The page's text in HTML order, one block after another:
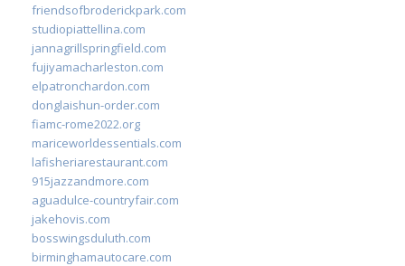
friendsofbroderickpark.com
studiopiattellina.com
jannagrillspringfield.com
fujiyamacharleston.com
elpatronchardon.com
donglaishun-order.com
fiamc-rome2022.org
mariceworldessentials.com
lafisheriarestaurant.com
915jazzandmore.com
aguadulce-countryfair.com
jakehovis.com
bosswingsduluth.com
birminghamautocare.com